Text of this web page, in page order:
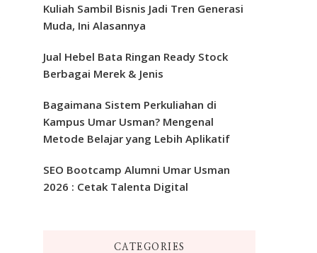
Kuliah Sambil Bisnis Jadi Tren Generasi
Muda, Ini Alasannya
Jual Hebel Bata Ringan Ready Stock
Berbagai Merek & Jenis
Bagaimana Sistem Perkuliahan di
Kampus Umar Usman? Mengenal
Metode Belajar yang Lebih Aplikatif
SEO Bootcamp Alumni Umar Usman
2026 : Cetak Talenta Digital
CATEGORIES